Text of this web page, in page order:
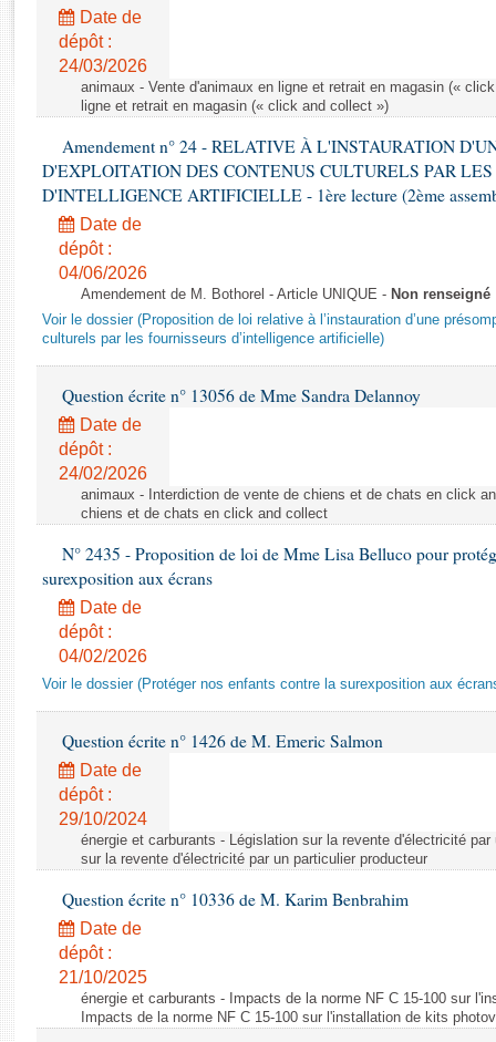
Rapports législatifs
Rapports sur l'application des lois
Baromètre de l’application des lois
Dossiers législatifs
Budget et sécurité sociale
Questions écrites et orales
Comptes rendus des débats
Date de
dépôt :
24/03/2026
animaux - Vente d'animaux en ligne et retrait en magasin («
ligne et retrait en magasin (« click and collect »)
Amendement n° 24 - RELATIVE À L'INSTAURATION
D'EXPLOITATION DES CONTENUS CULTURELS PAR LES
D'INTELLIGENCE ARTIFICIELLE - 1ère lecture (2ème
Date de
dépôt :
04/06/2026
Amendement de M. Bothorel - Article UNIQUE - Non renseigné
Voir le dossier (Proposition de loi relative à l’instauration d’une
culturels par les fournisseurs d’intelligence artificielle)
Question écrite n° 13056 de Mme Sandra Delannoy
Date de
dépôt :
24/02/2026
animaux - Interdiction de vente de chiens et de chats en click
chiens et de chats en click and collect
N° 2435 - Proposition de loi de Mme Lisa Belluco pour
surexposition aux écrans
Date de
dépôt :
04/02/2026
Voir le dossier (Protéger nos enfants contre la surexposition aux
Question écrite n° 1426 de M. Emeric Salmon
Date de
dépôt :
29/10/2024
énergie et carburants - Législation sur la revente d'électricité
sur la revente d'électricité par un particulier producteur
Question écrite n° 10336 de M. Karim Benbrahim
Date de
dépôt :
21/10/2025
énergie et carburants - Impacts de la norme NF C 15-100 sur
Impacts de la norme NF C 15-100 sur l'installation de kits